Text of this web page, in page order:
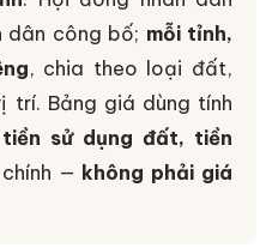
dân công bố; mỗi tỉnh,
, chia theo loại đất,
trí. Bảng giá dùng tính
sử dụng đất, tiền
— không phải giá